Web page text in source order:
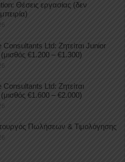
Θέσεις εργασίας (δεν
Ltd: Ζητείται Junior
€1.200 – €1.300)
Ltd: Ζητείται
€1.600 – €2.000)
Πωλήσεων & Τιμολόγησης